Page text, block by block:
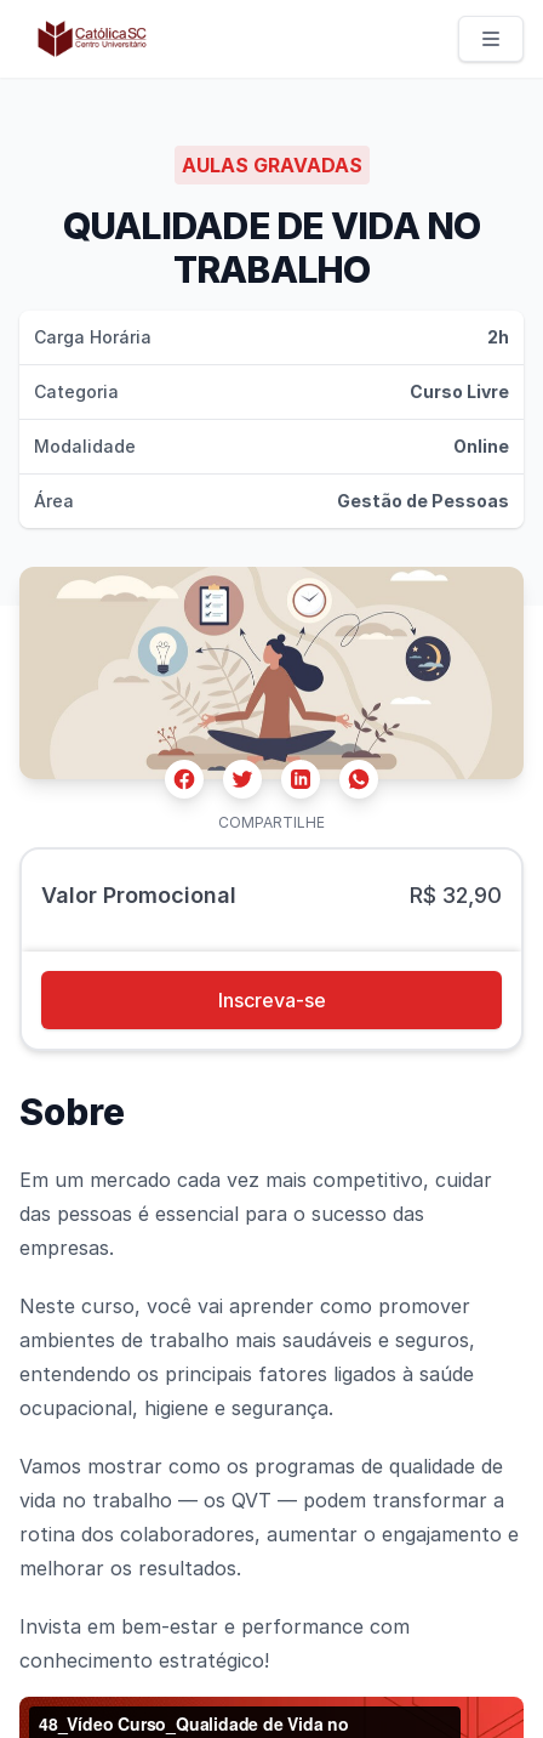
Católica SC | Experts
AULAS GRAVADAS
QUALIDADE DE VIDA NO
TRABALHO
Carga Horária 2h
Categoria Curso Livre
Modalidade Online
Área Gestão de Pessoas
FacebookTwitterLinkedinWhatsapp
COMPARTILHE
Valor Promocional R$ 32,90
Inscreva-se
Sobre
Em um mercado cada vez mais competitivo, cuidar
das pessoas é essencial para o sucesso das
empresas.
Neste curso, você vai aprender como promover
ambientes de trabalho mais saudáveis e seguros,
entendendo os principais fatores ligados à saúde
ocupacional, higiene e segurança.
Vamos mostrar como os programas de qualidade de
vida no trabalho — os QVT — podem transformar a
rotina dos colaboradores, aumentar o engajamento e
melhorar os resultados.
Invista em bem-estar e performance com
conhecimento estratégico!